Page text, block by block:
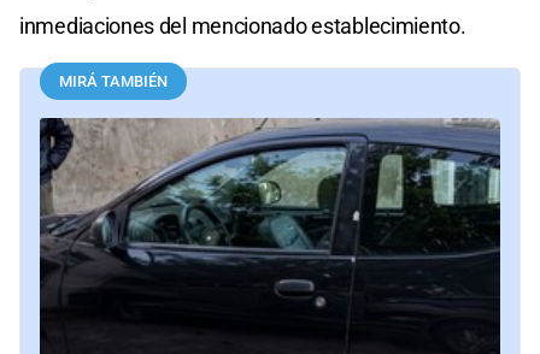
inmediaciones del mencionado establecimiento.
MIRÁ TAMBIÉN